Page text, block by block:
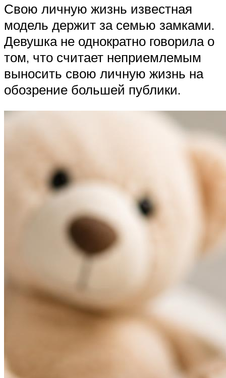
Свою личную жизнь известная
модель держит за семью замками.
Девушка не однократно говорила о
том, что считает неприемлемым
выносить свою личную жизнь на
обозрение большей публики.